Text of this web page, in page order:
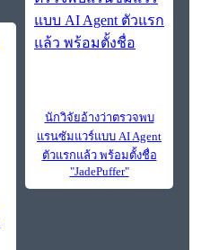
นักวิจัยอ้างว่าตรวจพบ
แรนซัมแวร์แบบ AI Agent
ตัวแรกแล้ว พร้อมตั้งชื่อ
"JadePuffer"